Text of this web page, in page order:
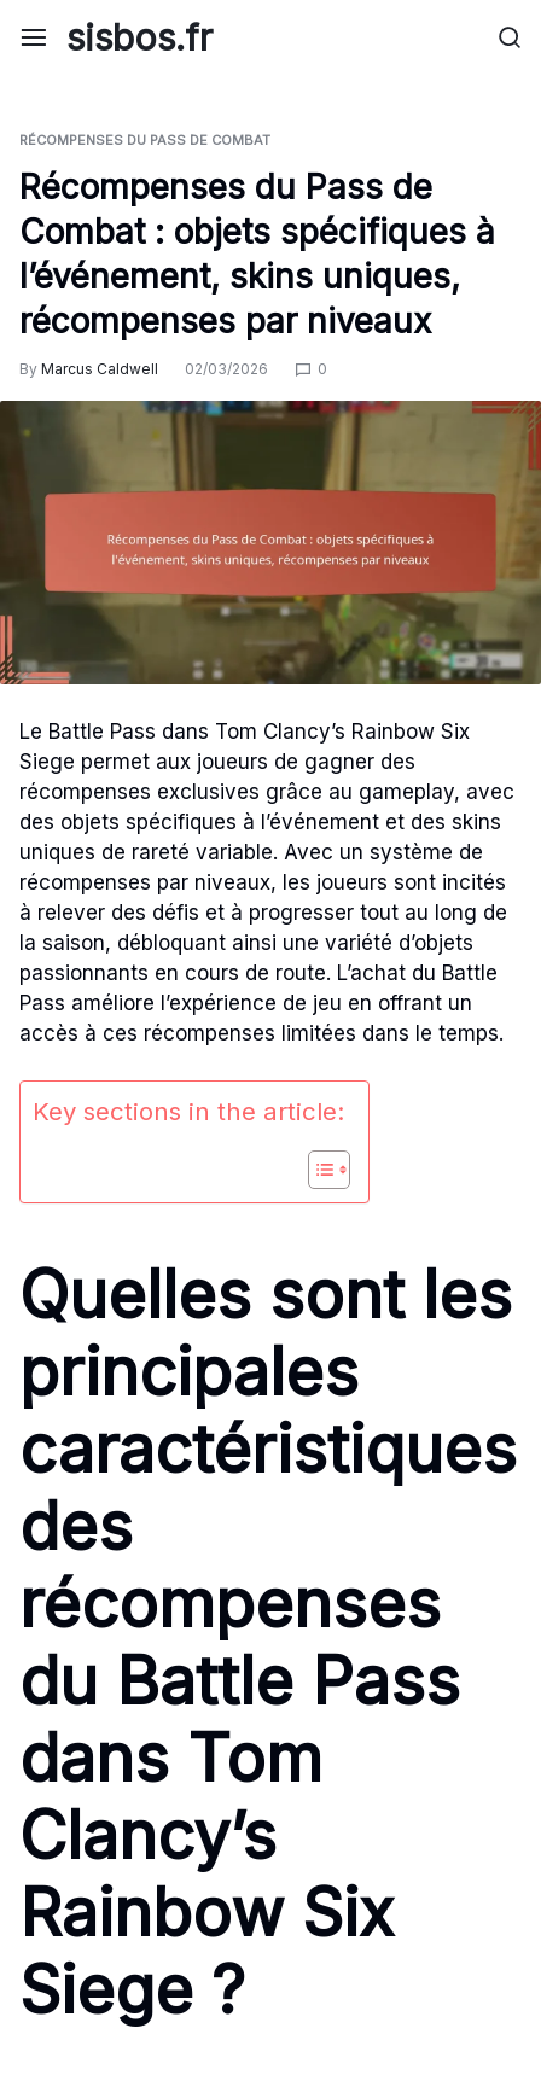
sisbos.fr
RÉCOMPENSES DU PASS DE COMBAT
Récompenses du Pass de
Combat : objets spécifiques à
l’événement, skins uniques,
récompenses par niveaux
By Marcus Caldwell 02/03/2026 0
Le Battle Pass dans Tom Clancy’s Rainbow Six
Siege permet aux joueurs de gagner des
récompenses exclusives grâce au gameplay, avec
des objets spécifiques à l’événement et des skins
uniques de rareté variable. Avec un système de
récompenses par niveaux, les joueurs sont incités
à relever des défis et à progresser tout au long de
la saison, débloquant ainsi une variété d’objets
passionnants en cours de route. L’achat du Battle
Pass améliore l’expérience de jeu en offrant un
accès à ces récompenses limitées dans le temps.
Key sections in the article:
Quelles sont les
principales
caractéristiques
des
récompenses
du Battle Pass
dans Tom
Clancy’s
Rainbow Six
Siege ?